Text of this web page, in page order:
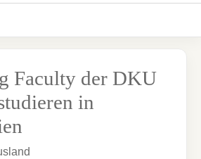
Faculty der DKU
in